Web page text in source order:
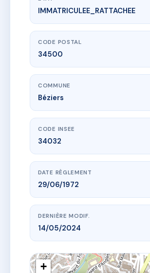
www.vme.plus/AE1992817
Copropriété 16 rue Française
16 r francaise
IMMATRICULEE_RATTACHEE
CODE POSTAL
34500
COMMUNE
Béziers
CODE INSEE
34032
DATE RÈGLEMENT
29/06/1972
DERNIÈRE MODIF.
14/05/2024
+